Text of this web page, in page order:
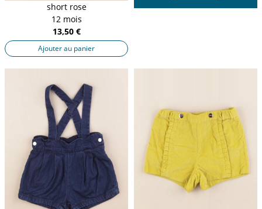
short rose
12 mois
13,50 €
Ajouter au panier